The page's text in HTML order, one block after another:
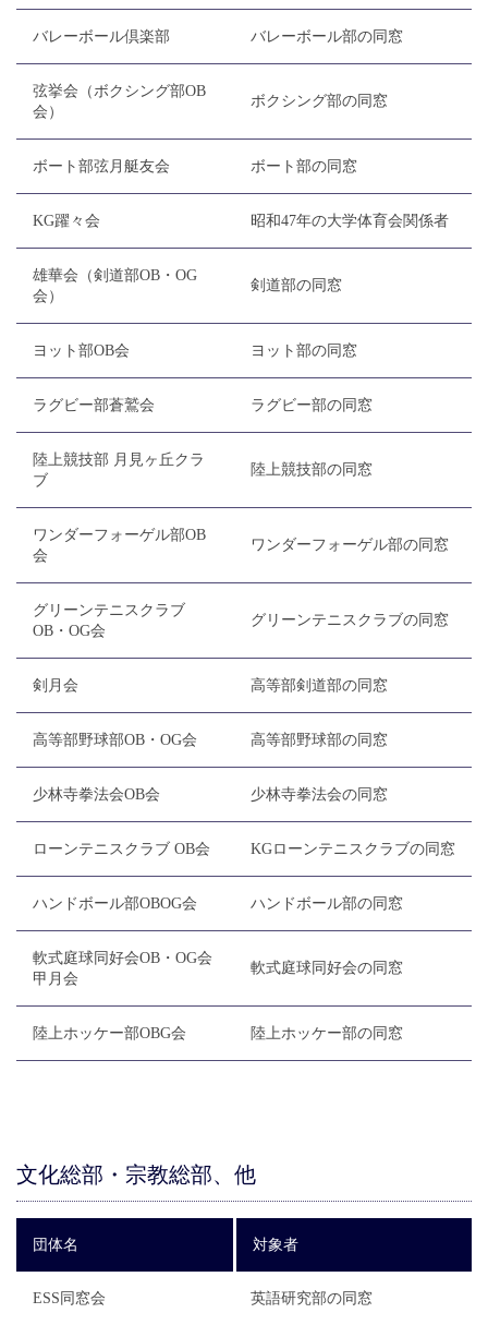
バレーボール倶楽部 バレーボール部の同窓
弦挙会（ボクシング部OB
会）
ボクシング部の同窓
ボート部弦月艇友会 ボート部の同窓
KG躍々会 昭和47年の大学体育会関係者
雄華会（剣道部OB・OG
会）
剣道部の同窓
ヨット部OB会 ヨット部の同窓
ラグビー部蒼鷲会 ラグビー部の同窓
陸上競技部 月見ヶ丘クラ
ブ
陸上競技部の同窓
ワンダーフォーゲル部OB
会
ワンダーフォーゲル部の同窓
グリーンテニスクラブ
OB・OG会
グリーンテニスクラブの同窓
剣月会 高等部剣道部の同窓
高等部野球部OB・OG会 高等部野球部の同窓
少林寺拳法会OB会 少林寺拳法会の同窓
ローンテニスクラブ OB会 KGローンテニスクラブの同窓
ハンドボール部OBOG会 ハンドボール部の同窓
軟式庭球同好会OB・OG会
甲月会
軟式庭球同好会の同窓
陸上ホッケー部OBG会 陸上ホッケー部の同窓
文化総部・宗教総部、他
団体名 対象者
ESS同窓会 英語研究部の同窓